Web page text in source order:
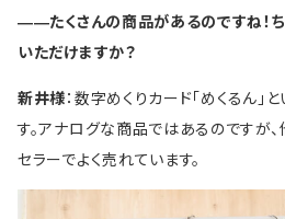
――たくさんの商品があるのですね！
いただけますか？
新井様：数字めくりカード「めくるん
す。アナログな商品ではあるのですが
セラーでよく売れています。